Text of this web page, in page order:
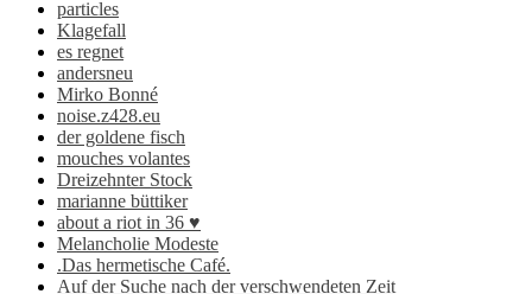
particles
Klagefall
es regnet
andersneu
Mirko Bonné
noise.z428.eu
der goldene fisch
mouches volantes
Dreizehnter Stock
marianne büttiker
about a riot in 36 ♥
Melancholie Modeste
.Das hermetische Café.
Auf der Suche nach der verschwendeten Zeit